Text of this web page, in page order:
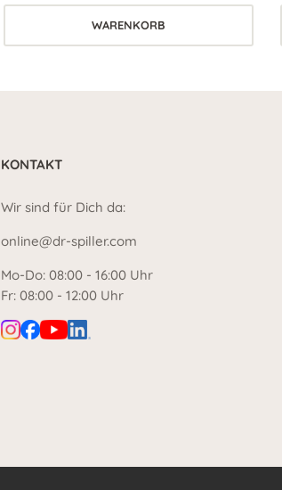
WARENKORB
KONTAKT
Wir sind für Dich da:
online@dr-spiller.com
Mo-Do: 08:00 - 16:00 Uhr
Fr: 08:00 - 12:00 Uhr